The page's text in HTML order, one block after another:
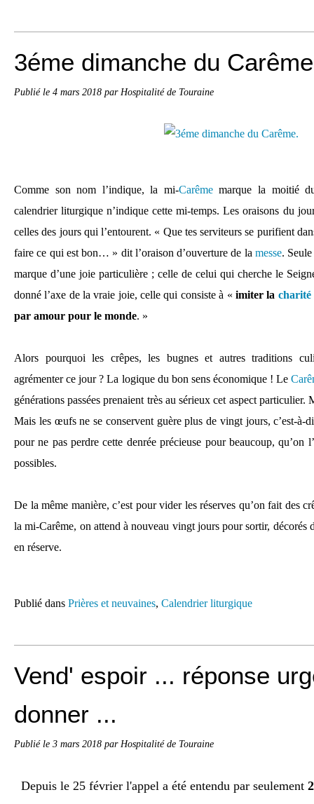
3éme dimanche du
Publié le 4 mars 2018 par Hospitalité de Touraine
Comme son nom l’indique, la mi-Carêmemarque la moitié
calendrier liturgique n’indique cette mi-temps. Les oraisons du
celles des jours qui l’entourent. « Que tes serviteurs se purifient
faire ce qui est bon… » dit l’oraison d’ouverture de la messe.
marque d’une joie particulière ; celle de celui qui cherche le
donné l’axe de la vraie joie, celle qui consiste à « imiter la charité
par amour pour le monde. »
Alors pourquoi les crêpes, les bugnes et autres traditions
agrémenter ce jour ? La logique du bon sens économique ! Le
générations passées prenaient très au sérieux cet aspect
Mais les œufs ne se conservent guère plus de vingt jours, c’est-à-
pour ne pas perdre cette denrée précieuse pour beaucoup, qu’on
possibles.
De la même manière, c’est pour vider les réserves qu’on fait des
la mi-Carême, on attend à nouveau vingt jours pour sortir, décorés
en réserve.
Publié dans Prières et neuvaines, Calendrier liturgique
Vend' espoir ... réponse
donner ...
Publié le 3 mars 2018 par Hospitalité de Touraine
Depuis le 25 février l'appel a été entendu par seulement